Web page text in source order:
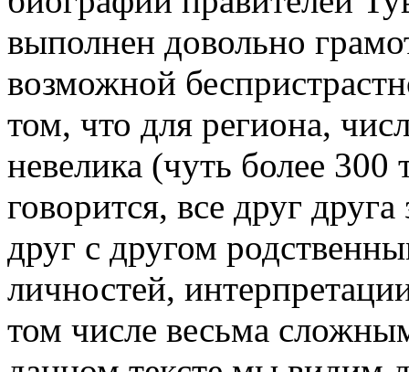
выполнен довольно
возможной
том, что для региона,
невелика (чуть более 300
говорится, все друг
друг с другом
личностей,
том числе весьма